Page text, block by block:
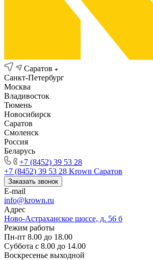
Саратов
Санкт-Петербург
Москва
Владивосток
Тюмень
Новосибирск
Саратов
Смоленск
Россия
Беларусь
+7 (8452) 39 53 28
+7 (8452) 39 53 28 Krown Саратов
Заказать звонок
E-mail
info@krown.ru
Адрес
Ново-Астраханское шоссе, д. 56 б
Режим работы
Пн-пт 8.00 до 18.00
Суббота с 8.00 до 14.00
Воскресенье выходной